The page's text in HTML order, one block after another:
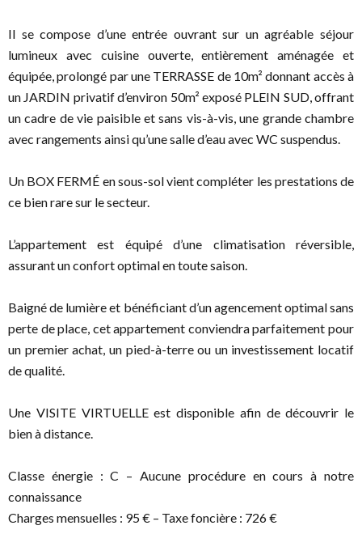
Il se compose d’une entrée ouvrant sur un agréable séjour
lumineux avec cuisine ouverte, entièrement aménagée et
équipée, prolongé par une TERRASSE de 10m² donnant accès à
un JARDIN privatif d’environ 50m² exposé PLEIN SUD, offrant
un cadre de vie paisible et sans vis-à-vis, une grande chambre
avec rangements ainsi qu’une salle d’eau avec WC suspendus.
Un BOX FERMÉ en sous-sol vient compléter les prestations de
ce bien rare sur le secteur.
L’appartement est équipé d’une climatisation réversible,
assurant un confort optimal en toute saison.
Baigné de lumière et bénéficiant d’un agencement optimal sans
perte de place, cet appartement conviendra parfaitement pour
un premier achat, un pied-à-terre ou un investissement locatif
de qualité.
Une VISITE VIRTUELLE est disponible afin de découvrir le
bien à distance.
Classe énergie : C – Aucune procédure en cours à notre
connaissance
Charges mensuelles : 95 € – Taxe foncière : 726 €